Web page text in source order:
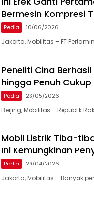
Bermesin Kompresi
Pedia 10/06/2026
Jakarta, Mobilitas – PT
Peneliti Cina
hingga Penuh Cukup
Pedia 23/05/2026
Beijing, Mobilitas – Republik
Mobil Listrik Tiba-
Ini Kemungkinan
Pedia 29/04/2026
Jakarta, Mobilitas – Banyak